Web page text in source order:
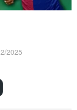
2025